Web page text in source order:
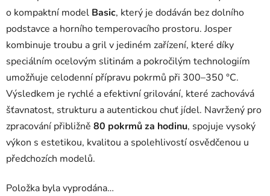
o kompaktní model Basic, který je dodáván bez dolního
podstavce a horního temperovacího prostoru. Josper
kombinuje troubu a gril v jediném zařízení, které díky
speciálním ocelovým slitinám a pokročilým technologiím
umožňuje celodenní přípravu pokrmů při 300–350 °C.
Výsledkem je rychlé a efektivní grilování, které zachovává
šťavnatost, strukturu a autentickou chuť jídel. Navržený pro
zpracování přibližně 80 pokrmů za hodinu, spojuje vysoký
výkon s estetikou, kvalitou a spolehlivostí osvědčenou u
předchozích modelů.
Položka byla vyprodána…